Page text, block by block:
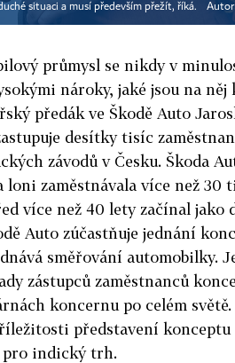
situaci a musí především přežít, říká.
průmysl se nikdy v
nároky, jaké jsou na něj
předák ve Škodě Auto
desítky tisíc
závodů v Česku. Škoda
loni zaměstnávala více než 30
více než 40 lety začínal jako
Auto zúčastňuje jednání
směřování automobilky.
zástupců zaměstnanců
koncernu po celém
představení konceptu
pro indický trh.